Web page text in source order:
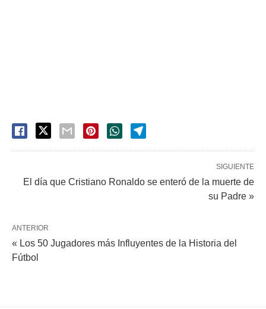
SIGUIENTE
El día que Cristiano Ronaldo se enteró de la muerte de
su Padre »
ANTERIOR
« Los 50 Jugadores más Influyentes de la Historia del
Fútbol